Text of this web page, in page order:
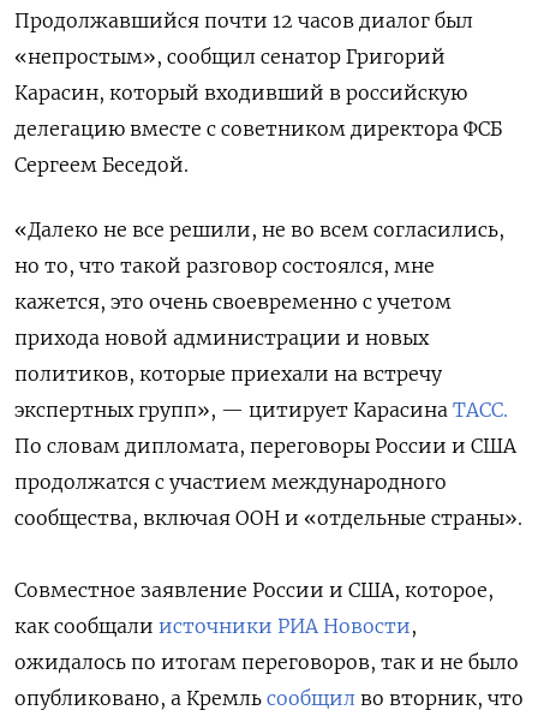
Продолжавшийся почти 12 часов диалог был
«непростым», сообщил сенатор Григорий
Карасин, который входивший в российскую
делегацию вместе с советником директора ФСБ
Сергеем Беседой.
«Далеко не все решили, не во всем согласились,
но то, что такой разговор состоялся, мне
кажется, это очень своевременно с учетом
прихода новой администрации и новых
политиков, которые приехали на встречу
экспертных групп», — цитирует Карасина ТАСС.
По словам дипломата, переговоры России и США
продолжатся с участием международного
сообщества, включая ООН и «отдельные страны».
Совместное заявление России и США, которое,
как сообщали источники РИА Новости,
ожидалось по итогам переговоров, так и не было
опубликовано, а Кремль сообщил во вторник, что